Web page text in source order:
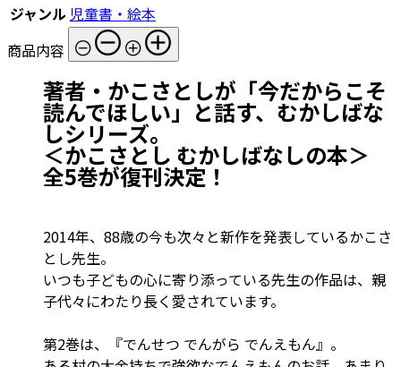
ジャンル 児童書・絵本
商品内容
著者・かこさとしが「今だからこそ
読んでほしい」と話す、むかしばな
しシリーズ。
＜かこさとし むかしばなしの本＞
全5巻が復刊決定！
2014年、88歳の今も次々と新作を発表しているかこさ
とし先生。
いつも子どもの心に寄り添っている先生の作品は、親
子代々にわたり長く愛されています。
第2巻は、『でんせつ でんがら でんえもん』。